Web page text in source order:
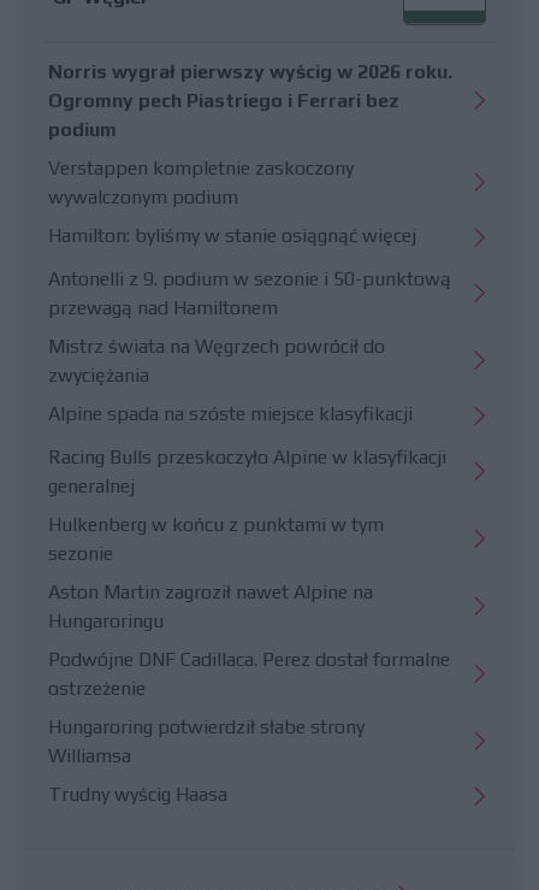
Norris wygrał pierwszy wyścig w 2026 roku.
Ogromny pech Piastriego i Ferrari bez
podium
Verstappen kompletnie zaskoczony
wywalczonym podium
Hamilton: byliśmy w stanie osiągnąć więcej
Antonelli z 9. podium w sezonie i 50-punktową
przewagą nad Hamiltonem
Mistrz świata na Węgrzech powrócił do
zwyciężania
Alpine spada na szóste miejsce klasyfikacji
Racing Bulls przeskoczyło Alpine w klasyfikacji
generalnej
Hulkenberg w końcu z punktami w tym
sezonie
Aston Martin zagroził nawet Alpine na
Hungaroringu
Podwójne DNF Cadillaca. Perez dostał formalne
ostrzeżenie
Hungaroring potwierdził słabe strony
Williamsa
Trudny wyścig Haasa